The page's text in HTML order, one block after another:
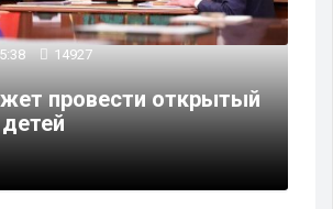
14927
провести открытый